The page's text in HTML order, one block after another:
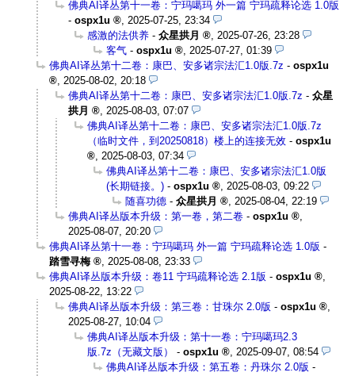
佛典AI译丛第十一卷：宁玛噶玛 外一篇 宁玛疏释论选 1.0版
- ospx1u
2025-07-25, 23:34
感激的法供养 - 众星拱月
2025-07-26, 23:28
客气 - ospx1u
2025-07-27, 01:39
佛典AI译丛第十二卷：康巴、安多诸宗法汇1.0版.7z - ospx1u
2025-08-02, 20:18
佛典AI译丛第十二卷：康巴、安多诸宗法汇1.0版.7z - 众星
拱月
2025-08-03, 07:07
佛典AI译丛第十二卷：康巴、安多诸宗法汇1.0版.7z
（临时文件，到20250818）楼上的连接无效 - ospx1u
2025-08-03, 07:34
佛典AI译丛第十二卷：康巴、安多诸宗法汇1.0版
(长期链接。) - ospx1u
2025-08-03, 09:22
随喜功德 - 众星拱月
2025-08-04, 22:19
佛典AI译丛版本升级：第一卷，第二卷 - ospx1u
2025-08-07, 20:20
佛典AI译丛第十一卷：宁玛噶玛 外一篇 宁玛疏释论选 1.0版 -
踏雪寻梅
2025-08-08, 23:33
佛典AI译丛版本升级：卷11 宁玛疏释论选 2.1版 - ospx1u
2025-08-22, 13:22
佛典AI译丛版本升级：第三卷：甘珠尔 2.0版 - ospx1u
2025-08-27, 10:04
佛典AI译丛版本升级：第十一卷：宁玛噶玛2.3
版.7z（无藏文版）
- ospx1u
2025-09-07, 08:54
佛典AI译丛版本升级：第五卷：丹珠尔 2.0版 -